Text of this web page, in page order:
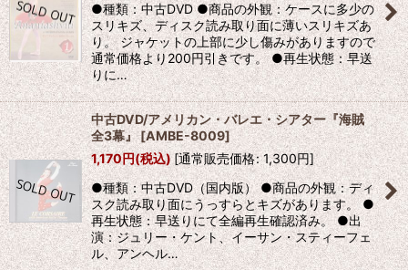
●種類：中古DVD ●商品の外観：ケースに多少の
スリキズ、ディスク読み取り面に薄いスリキズあ
り。 ジャケットの上部に少し傷みがありますので
通常価格より200円引きです。 ●再生状態：早送
りに…
中古DVD/アメリカン・バレエ・シアター『海賊
全3幕』[AMBE-8009]
1,170円(税込) [通常販売価格: 1,300円]
●種類：中古DVD（国内版） ●商品の外観：ディ
スク読み取り面にうっすらとキズがあります。 ●
再生状態：早送りにて全編再生確認済み。 ●出
演：ジュリー・ケント、イーサン・スティーフェ
ル、アンヘル…